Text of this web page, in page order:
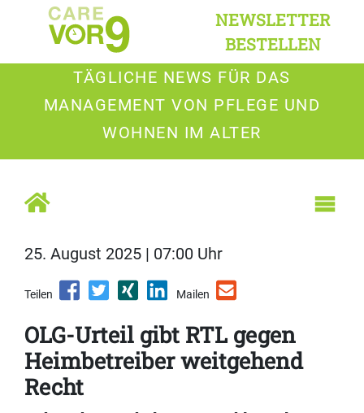
NEWSLETTER
BESTELLEN
TÄGLICHE NEWS FÜR DAS
MANAGEMENT VON PFLEGE UND
WOHNEN IM ALTER
25. August 2025 | 07:00 Uhr
Teilen Mailen
OLG-Urteil gibt RTL gegen
Heimbetreiber weitgehend
Recht